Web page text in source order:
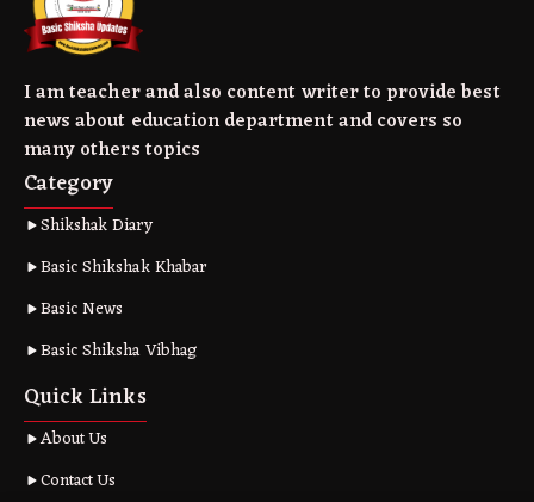
I am teacher and also content writer to provide best
news about education department and covers so
many others topics
Category
Shikshak Diary
Basic Shikshak Khabar
Basic News
Basic Shiksha Vibhag
Quick Links
About Us
Contact Us